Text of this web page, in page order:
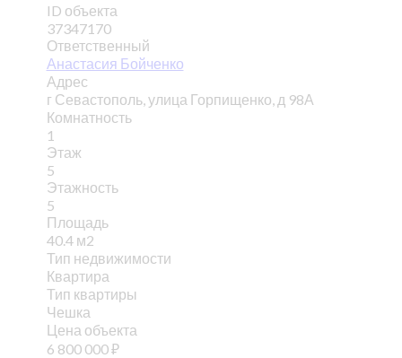
ID объекта
37347170
Ответственный
Анастасия Бойченко
Адрес
г Севастополь, улица Горпищенко, д 98А
Комнатность
1
Этаж
5
Этажность
5
Площадь
40.4 м2
Тип недвижимости
Квартира
Тип квартиры
Чешка
Цена объекта
6 800 000₽